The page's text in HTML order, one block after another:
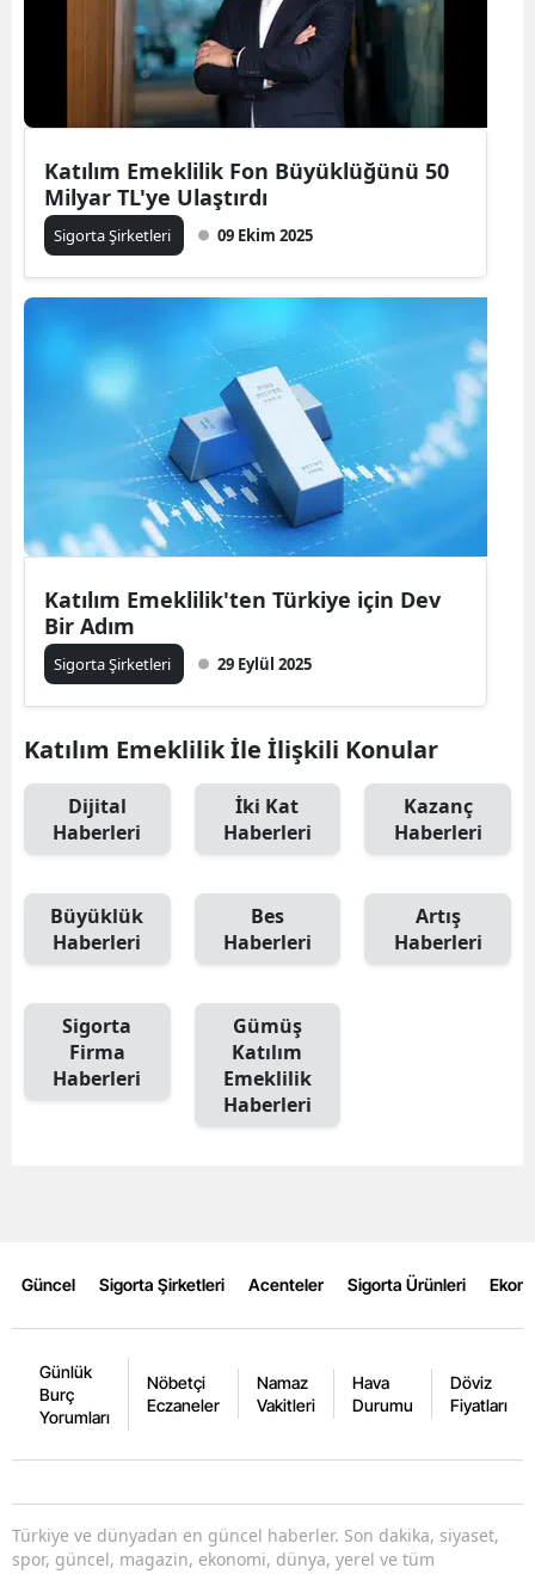
Yozgat
Zonguldak
Bayburt
Şırnak
Ardahan
Iğdır
Yalova
Karabük
Düzce
Katılım Emeklilik Fon Büyüklüğünü 50
Milyar TL'ye Ulaştırdı
Sigorta Şirketleri 09 Ekim 2025
Katılım Emeklilik'ten Türkiye için Dev
Bir Adım
Sigorta Şirketleri 29 Eylül 2025
Katılım Emeklilik İle İlişkili Konular
Dijital
Haberleri
İki Kat
Haberleri
Kazanç
Haberleri
Büyüklük
Haberleri
Bes
Haberleri
Artış
Haberleri
Sigorta
Firma
Haberleri
Gümüş
Katılım
Emeklilik
Haberleri
Güncel Sigorta Şirketleri Acenteler Sigorta Ürünleri
Günlük
Burç
Yorumları
Nöbetçi
Eczaneler
Namaz
Vakitleri
Hava
Durumu
Döviz
Fiyatları
Türkiye ve dünyadan en güncel haberler. Son dakika, siyaset,
spor, güncel, magazin, ekonomi, dünya, yerel ve tüm